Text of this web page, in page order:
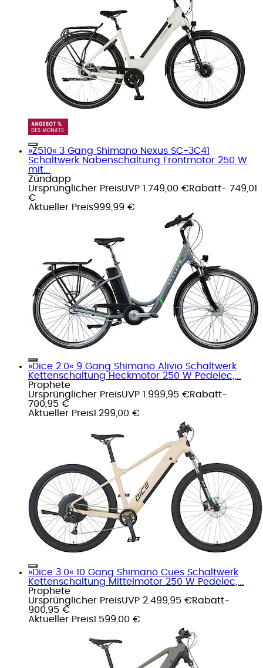
»Z510« 3 Gang Shimano Nexus SC-3C41
Schaltwerk Nabenschaltung Frontmotor 250 W
mit...
Zündapp
Ursprünglicher PreisUVP 1.749,00 €Rabatt- 749,01
€
Aktueller Preis999,99 €
»Dice 2.0« 9 Gang Shimano Alivio Schaltwerk
Kettenschaltung Heckmotor 250 W Pedelec,...
Prophete
Ursprünglicher PreisUVP 1.999,95 €Rabatt-
700,95 €
Aktueller Preis1.299,00 €
»Dice 3.0« 10 Gang Shimano Cues Schaltwerk
Kettenschaltung Mittelmotor 250 W Pedelec,...
Prophete
Ursprünglicher PreisUVP 2.499,95 €Rabatt-
900,95 €
Aktueller Preis1.599,00 €